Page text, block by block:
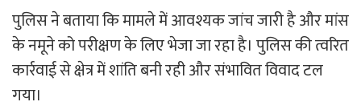
पुलिस ने बताया कि मामले में आवश्यक जांच जारी है और मांस
के नमूने को परीक्षण के लिए भेजा जा रहा है। पुलिस की त्वरित
कार्रवाई से क्षेत्र में शांति बनी रही और संभावित विवाद टल
गया।